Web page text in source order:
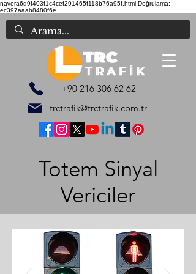
navera6d9f403f1c4cef291465f118b76a95f.html Doğrulama:
ec397aaab8480f6e
trctrafik@trctrafik.com.tr
+90 216 306 62 62
Totem Sinyal
Vericiler